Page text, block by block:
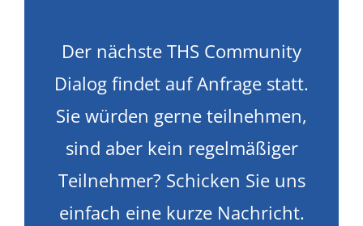
Der nächste THS Community
Dialog findet auf Anfrage statt.
Sie würden gerne teilnehmen,
sind aber kein regelmäßiger
Teilnehmer? Schicken Sie uns
einfach eine kurze Nachricht.